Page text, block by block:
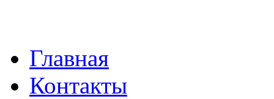
Главная
Контакты